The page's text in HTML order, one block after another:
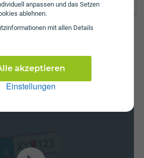
anpassen und das Setzen
ablehnen.
mit allen Details
Einstellungen
akzeptieren
& anmelden
auf durchblicker.at:
Versicherungswechsel